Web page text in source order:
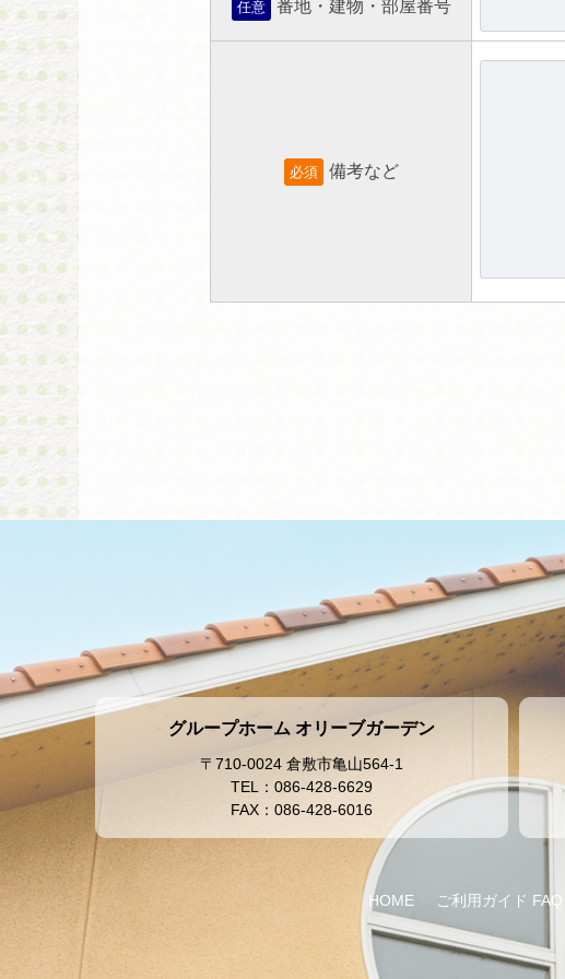
任意 番地・建物・部屋番号
必須 備考など
グループホーム オリーブガーデン
〒710-0024 倉敷市亀山564-1
TEL：086-428-6629
FAX：086-428-6016
HOME ご利用ガイド FAQ